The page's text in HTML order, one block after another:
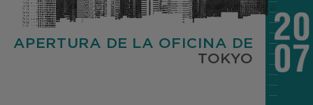
APERTURA DE LA OFICINA DE
TOKYO